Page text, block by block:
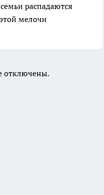
распадаются
мелочи
отключены.